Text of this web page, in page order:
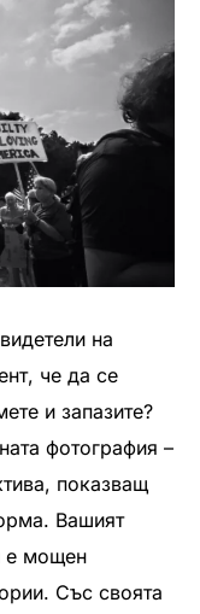
на
че да се
и запазите?
фотография –
показващ
Вашият
е мощен
Със своята